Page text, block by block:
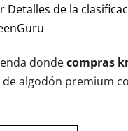
Detalles de la
dondecompras
de algodón premium